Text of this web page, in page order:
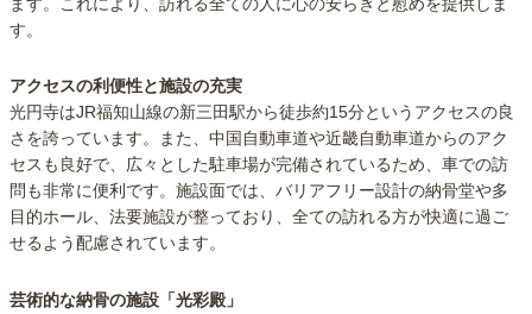
す。
アクセスの利便性と施設の充実
光円寺はJR福知山線の新三田駅から徒歩約15分というアクセスの良
さを誇っています。また、中国自動車道や近畿自動車道からのアク
セスも良好で、広々とした駐車場が完備されているため、車での訪
問も非常に便利です。施設面では、バリアフリー設計の納骨堂や多
目的ホール、法要施設が整っており、全ての訪れる方が快適に過ご
せるよう配慮されています。
芸術的な納骨の施設「光彩殿」